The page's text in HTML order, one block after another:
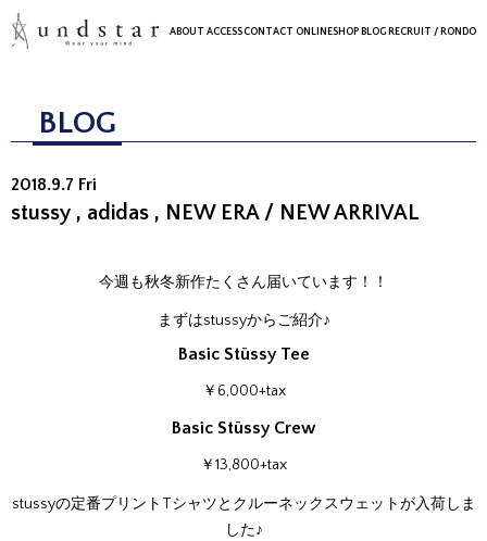
ABOUT ACCESSCONTACT ONLINESHOP BLOG RECRUIT / RONDO
BLOG
2018.9.7 Fri
stussy , adidas , NEW ERA / NEW ARRIVAL
今週も秋冬新作たくさん届いています！！
まずはstussyからご紹介♪
Basic Stüssy Tee
￥6,000+tax
Basic Stüssy Crew
￥13,800+tax
stussyの定番プリントTシャツとクルーネックスウェットが入荷しま
した♪